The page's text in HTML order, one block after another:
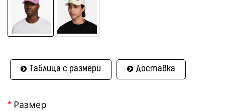
Таблица с размери Доставка
Размер